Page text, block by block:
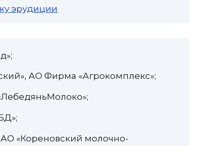
эрудиции
АО Фирма «Агрокомплекс»;
«Кореновский молочно-